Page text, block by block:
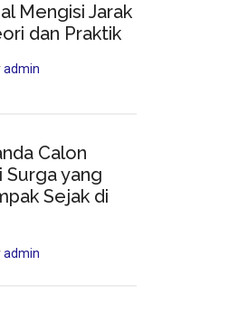
Mengisi Jarak
dan Praktik
admin
Calon
Surga yang
Sejak di
admin